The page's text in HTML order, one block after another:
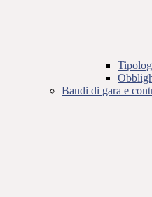
Bandi di gara e